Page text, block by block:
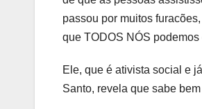
passou por muitos
que TODOS NÓS
Ele, que é ativista social e
Santo, revela que sabe